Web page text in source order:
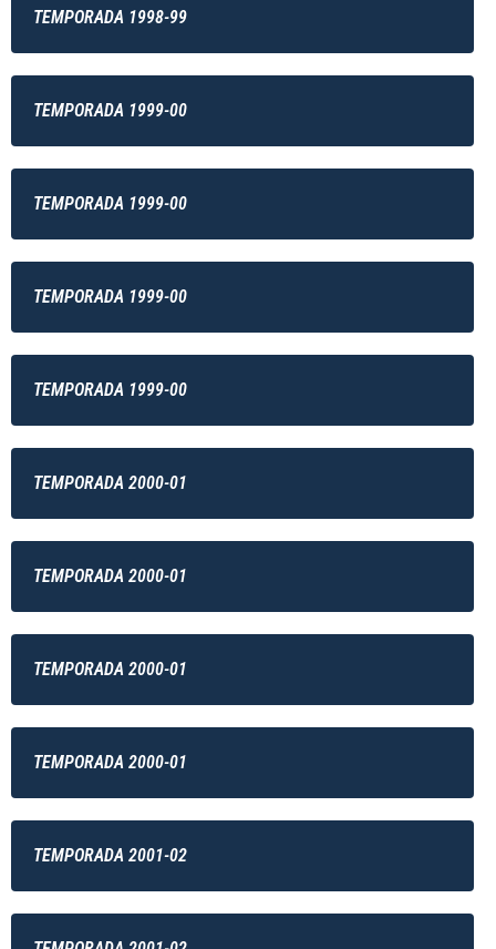
TEMPORADA 1998-99
TEMPORADA 1999-00
TEMPORADA 1999-00
TEMPORADA 1999-00
TEMPORADA 1999-00
TEMPORADA 2000-01
TEMPORADA 2000-01
TEMPORADA 2000-01
TEMPORADA 2000-01
TEMPORADA 2001-02